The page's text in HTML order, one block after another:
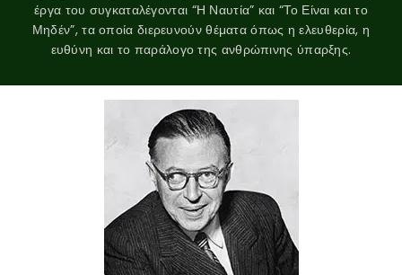
έργα του συγκαταλέγονται “Η Ναυτία” και “Το Είναι και το
Μηδέν”, τα οποία διερευνούν θέματα όπως η ελευθερία, η
ευθύνη και το παράλογο της ανθρώπινης ύπαρξης.